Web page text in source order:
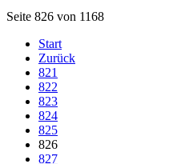
Seite 826 von 1168
Start
Zurück
821
822
823
824
825
826
827